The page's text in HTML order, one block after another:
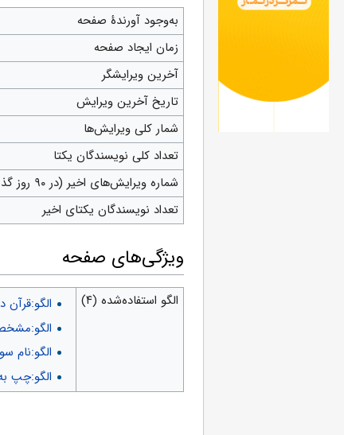
به‌وجود آورندهٔ صفحه
زمان ایجاد صفحه
آخرین ویرایشگر
تاریخ آخرین ویرایش
شمار کلی ویرایش‌ها
تعداد کلی نویسندگان یکتا
شماره ویرایش‌های اخیر (در ۹۰ روز گذشته)
تعداد نویسندگان یکتای اخیر
ويژگی‌های صفحه
الگو استفاده‌شده (۴) الگو:قرآن
الگو:نام
الگو:چپ